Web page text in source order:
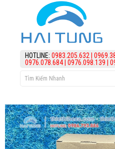
HOTLINE: 0983.205.632
0976.078.684| 0976.098.139
Vi